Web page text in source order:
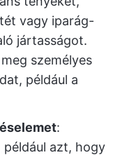
vagy iparág-
jártasságot.
személyes
például a
:
azt, hogy